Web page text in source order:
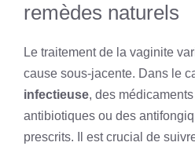
remèdes naturels
Le traitement de la vaginite
cause sous-jacente. Dans le
infectieuse, des
antibiotiques ou des
prescrits. Il est crucial de